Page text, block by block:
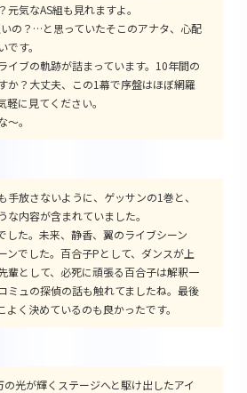
気なAS組も見れますよ。
の？…と思っていたそこのアナタ、心配
す。
イブの軌跡が詰まっています。10年間の
か？大丈夫、この1幕で序盤はほぼ網羅
軽に見てください。
。
手放さないように、ゲッサンの1巻と、
な内容が含まれていました。
した。未来、静香、翼のライブシーン
ンでした。百合子Pとして、ダンスが上
輩として、必死に頑張る百合子は解釈一
ミュの探偵の話も触れてましたね。最後
く決めているのも良かったです。
光が輝くステージへと駆け出したアイ